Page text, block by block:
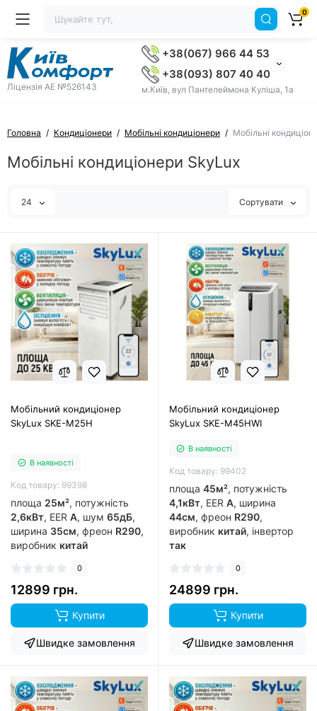
Ліцензія AE №526143
+38(067) 966 44 53
+38(093) 807 40 40
м.Київ, вул Пантелеймона Куліша, 1а
0
Головна Кондиціонери Мобільні кондиціонери Мобільні
Мобільні кондиціонери SkyLux
24 Сортувати
Мобільний кондиціонер
SkyLux SKE-M25H
В наявності
Код товару: 99398
площа 25м², потужність
2,6кВт, EER А, шум 65дБ,
ширина 35см, фреон R290,
виробник китай
0
12899 грн.
Купити
Швидке замовлення
Мобільний кондиціонер
SkyLux SKE-M45HWI
В наявності
Код товару: 99402
площа 45м², потужність
4,1кВт, EER А, ширина
44см, фреон R290,
виробник китай, інвертор
так
0
24899 грн.
Купити
Швидке замовлення